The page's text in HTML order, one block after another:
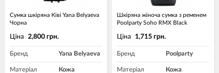
Сумка шкіряна Ківі Yana Belyaeva
Чорна
Ціна 2,800 грн.
Бренд Yana Belyaeva
Матеріал Кожа
Шкіряна жіноча сумка з ременем
Poolparty Soho RMX Black
Ціна 1,715 грн.
Бренд Poolparty
Матеріал Кожа